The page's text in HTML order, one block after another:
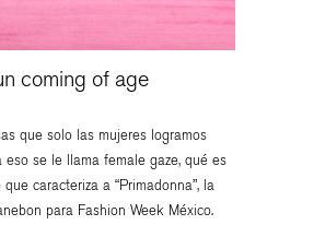
coming of age
que solo las mujeres logramos
eso se le llama female gaze, qué es
caracteriza a “Primadonna”, la
para Fashion Week México.